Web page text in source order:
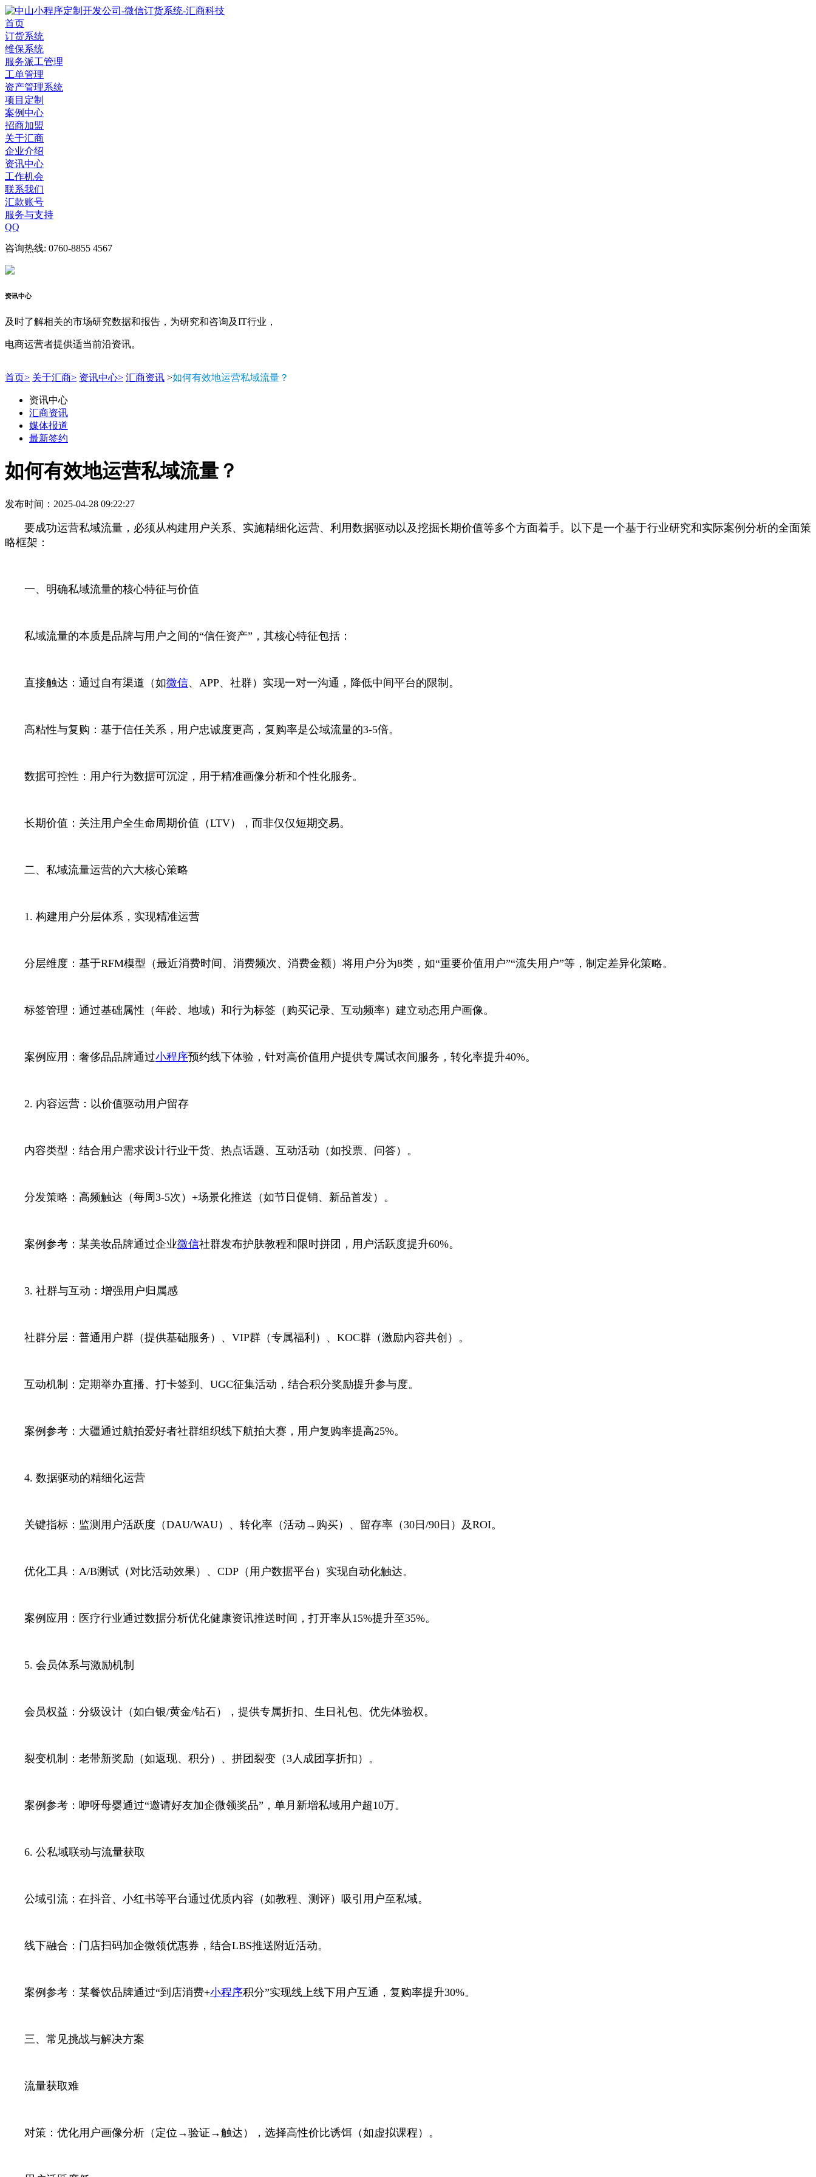
首页
订货系统
维保系统
服务派工管理
工单管理
资产管理系统
项目定制
案例中心
招商加盟
关于汇商
企业介绍
资讯中心
工作机会
联系我们
汇款账号
服务与支持
QQ
咨询热线: 0760-8855 4567
资讯中心
及时了解相关的市场研究数据和报告，为研究和咨询及IT行业，
电商运营者提供适当前沿资讯。
首页> 关于汇商> 资讯中心> 汇商资讯 >如何有效地运营私域流量？
资讯中心
汇商资讯
媒体报道
最新签约
如何有效地运营私域流量？
发布时间：2025-04-28 09:22:27
要成功运营私域流量，必须从构建用户关系、实施精细化运营、利用数据驱动以及挖掘长期价值等多个方面着手。以下是一个基于行业研究和实际案例分析的全面策
略框架：
一、明确私域流量的核心特征与价值
私域流量的本质是品牌与用户之间的“信任资产”，其核心特征包括：
直接触达：通过自有渠道（如微信、APP、社群）实现一对一沟通，降低中间平台的限制。
高粘性与复购：基于信任关系，用户忠诚度更高，复购率是公域流量的3-5倍。
数据可控性：用户行为数据可沉淀，用于精准画像分析和个性化服务。
长期价值：关注用户全生命周期价值（LTV），而非仅仅短期交易。
二、私域流量运营的六大核心策略
1. 构建用户分层体系，实现精准运营
分层维度：基于RFM模型（最近消费时间、消费频次、消费金额）将用户分为8类，如“重要价值用户”“流失用户”等，制定差异化策略。
标签管理：通过基础属性（年龄、地域）和行为标签（购买记录、互动频率）建立动态用户画像。
案例应用：奢侈品品牌通过小程序预约线下体验，针对高价值用户提供专属试衣间服务，转化率提升40%。
2. 内容运营：以价值驱动用户留存
内容类型：结合用户需求设计行业干货、热点话题、互动活动（如投票、问答）。
分发策略：高频触达（每周3-5次）+场景化推送（如节日促销、新品首发）。
案例参考：某美妆品牌通过企业微信社群发布护肤教程和限时拼团，用户活跃度提升60%。
3. 社群与互动：增强用户归属感
社群分层：普通用户群（提供基础服务）、VIP群（专属福利）、KOC群（激励内容共创）。
互动机制：定期举办直播、打卡签到、UGC征集活动，结合积分奖励提升参与度。
案例参考：大疆通过航拍爱好者社群组织线下航拍大赛，用户复购率提高25%。
4. 数据驱动的精细化运营
关键指标：监测用户活跃度（DAU/WAU）、转化率（活动→购买）、留存率（30日/90日）及ROI。
优化工具：A/B测试（对比活动效果）、CDP（用户数据平台）实现自动化触达。
案例应用：医疗行业通过数据分析优化健康资讯推送时间，打开率从15%提升至35%。
5. 会员体系与激励机制
会员权益：分级设计（如白银/黄金/钻石），提供专属折扣、生日礼包、优先体验权。
裂变机制：老带新奖励（如返现、积分）、拼团裂变（3人成团享折扣）。
案例参考：咿呀母婴通过“邀请好友加企微领奖品”，单月新增私域用户超10万。
6. 公私域联动与流量获取
公域引流：在抖音、小红书等平台通过优质内容（如教程、测评）吸引用户至私域。
线下融合：门店扫码加企微领优惠券，结合LBS推送附近活动。
案例参考：某餐饮品牌通过“到店消费+小程序积分”实现线上线下用户互通，复购率提升30%。
三、常见挑战与解决方案
流量获取难
对策：优化用户画像分析（定位→验证→触达），选择高性价比诱饵（如虚拟课程）。